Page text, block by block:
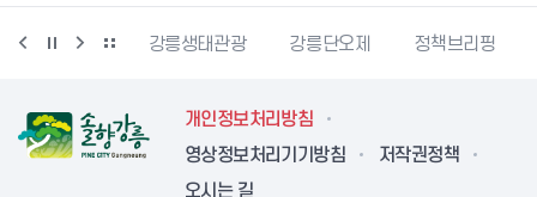
동물사랑센터 강릉생태관광 강릉단오제 정책브리핑
개인정보처리방침
영상정보처리기기방침
저작권정책
오시는 길